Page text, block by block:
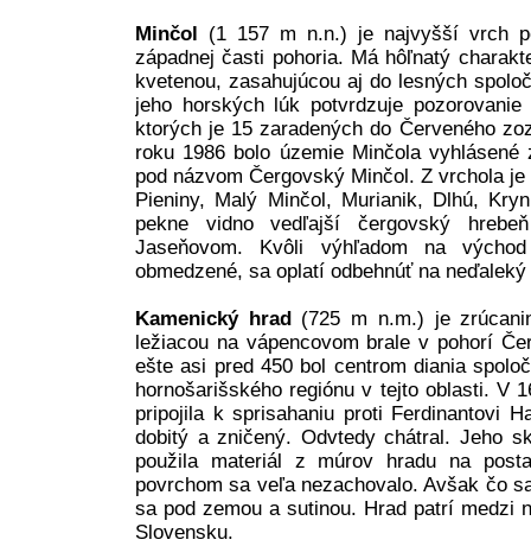
Minčol (1 157 m n.n.) je najvyšší vrch
západnej časti pohoria. Má hôľnatý
kvetenou, zasahujúcou aj do lesných
jeho horských lúk potvrdzuje
ktorých je 15 zaradených do Červeného
roku 1986 bolo územie Minčola
pod názvom Čergovský Minčol. Z vrchola
Pieniny, Malý Minčol, Murianik, Dlhú,
pekne vidno vedľajší čergovský
Jaseňovom. Kvôli výhľadom na
obmedzené, sa oplatí odbehnúť na
Kamenický hrad
(725 m n.m.) je
ležiacou na vápencovom brale v pohorí
ešte asi pred 450 bol centrom diania
hornošarišského regiónu v tejto oblasti. V
pripojila k sprisahaniu proti Ferdinantovi
dobitý a zničený. Odvtedy chátral. Jeho
použila materiál z múrov hradu na
povrchom sa veľa nezachovalo. Avšak čo
sa pod zemou a sutinou. Hrad patrí medzi
Slovensku.